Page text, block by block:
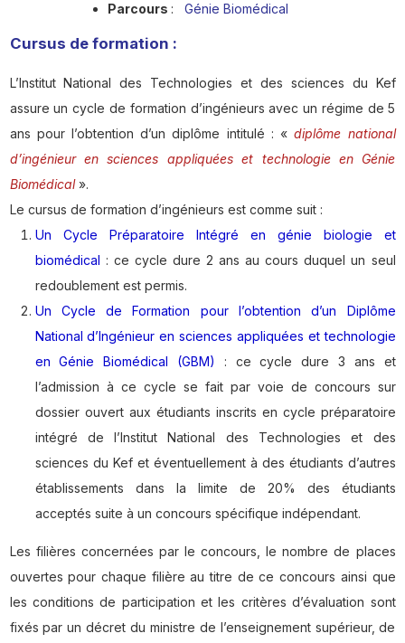
Parcours : Génie Biomédical
Cursus de formation :
L’Institut National des Technologies et des sciences du Kef
assure un cycle de formation d’ingénieurs avec un régime de 5
ans pour l’obtention d’un diplôme intitulé : «diplôme national
d’ingénieur en sciences appliquées et technologie en Génie
Biomédical ».
Le cursus de formation d’ingénieurs est comme suit :
Un Cycle Préparatoire Intégré en génie biologie et
biomédical : ce cycle dure 2 ans au cours duquel un seul
redoublement est permis.
Un Cycle de Formation pour l’obtention d’un Diplôme
National d’Ingénieur en sciences appliquées et technologie
en Génie Biomédical (GBM)
: ce cycle dure 3 ans et
l’admission à ce cycle se fait par voie de concours sur
dossier ouvert aux étudiants inscrits en cycle préparatoire
intégré de l’Institut National des Technologies et des
sciences du Kef et éventuellement à des étudiants d’autres
établissements dans la limite de 20% des étudiants
acceptés suite à un concours spécifique indépendant.
Les filières concernées par le concours, le nombre de places
ouvertes pour chaque filière au titre de ce concours ainsi que
les conditions de participation et les critères d’évaluation sont
fixés par un décret du ministre de l’enseignement supérieur, de